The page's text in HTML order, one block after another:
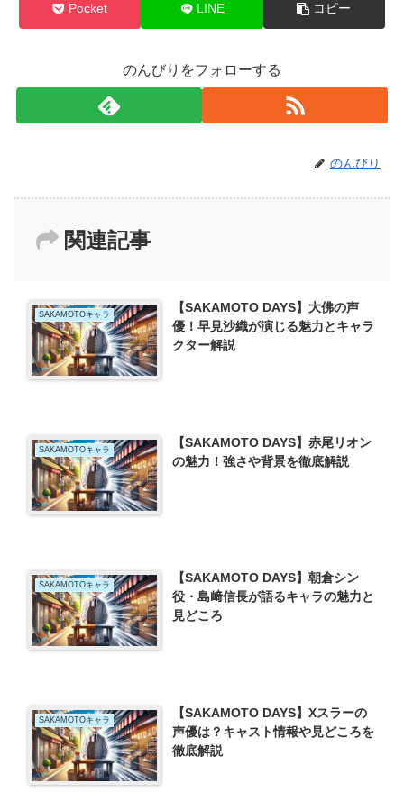
Pocket LINE コピー
のんびりをフォローする
のんびり
関連記事
SAKAMOTOキャラ
【SAKAMOTO DAYS】大佛の声
優！早見沙織が演じる魅力とキャラ
クター解説
SAKAMOTOキャラ
【SAKAMOTO DAYS】赤尾リオン
の魅力！強さや背景を徹底解説
SAKAMOTOキャラ
【SAKAMOTO DAYS】朝倉シン
役・島﨑信長が語るキャラの魅力と
見どころ
SAKAMOTOキャラ
【SAKAMOTO DAYS】Xスラーの
声優は？キャスト情報や見どころを
徹底解説